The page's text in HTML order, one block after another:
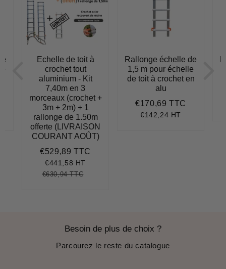
Echelle de toit à
crochet tout
aluminium - Kit
7,40m en 3
morceaux (crochet +
3m + 2m) + 1
rallonge de 1.50m
offerte (LIVRAISON
COURANT AOÛT)
Prix
réduit
€529,89 TTC
€441,58 HT
Prix
€630,94 TTC€630,94
Rallonge échelle de
1,5 m pour échelle
de toit à crochet en
alu
Prix
régulier
€170,69 TTC
€142,24 HT
Besoin de plus de choix ?
Parcourez le reste du catalogue